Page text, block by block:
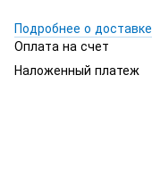
Подробнее о доставке
Оплата на счет
Наложенный платеж